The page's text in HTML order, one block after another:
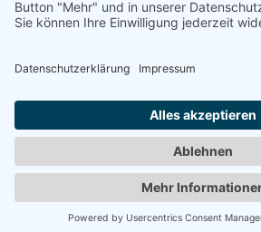
Tierkommunikation lernen
Anfahrt | Impressum